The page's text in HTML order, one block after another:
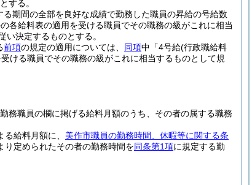
する。
る期間の全部を良好な成績で勤務した職員の昇給の号給数
各給料表の適用を受ける職員でその職務の級がこれに相当
い決定するものとする。
前項の規定の適用については、 同項中「4号給(行政職給料
ける職員でその職務の級がこれに相当するものとして規
務職員の欄に掲げる給料月額のうち、その者の属する職務
給料月額に、 美作市職員の勤務時間、休暇等に関する条
り定められたその者の勤務時間を同条第1項に規定する勤